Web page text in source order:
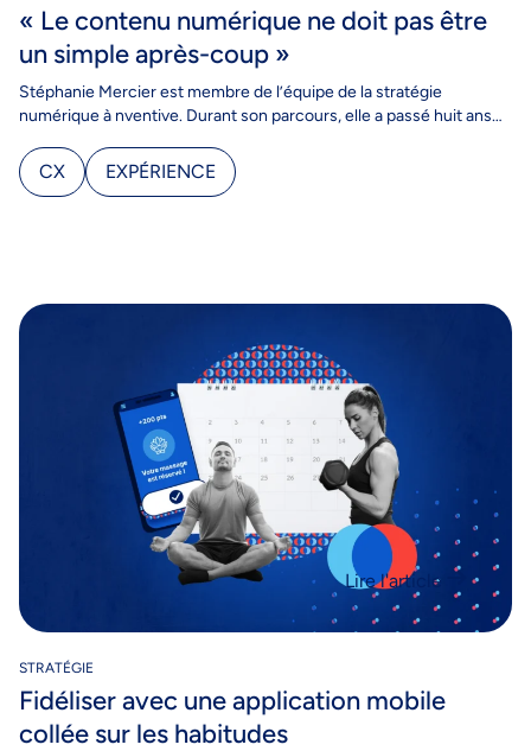
« Le contenu numérique ne doit pas être
un simple après-coup »
Stéphanie Mercier est membre de l’équipe de la stratégie
numérique à nventive. Durant son parcours, elle a passé huit ans
CX EXPÉRIENCE
Lire l'article
STRATÉGIE
Fidéliser avec une application mobile
collée sur les habitudes